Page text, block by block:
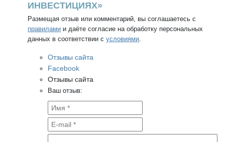
ИНВЕСТИЦИЯХ»
Размещая отзыв или комментарий, вы соглашаетесь с
правилами и даёте согласие на обработку персональных
данных в соответствии с условиями.
Отзывы сайта
Facebook
Отзывы сайта
Ваш отзыв: